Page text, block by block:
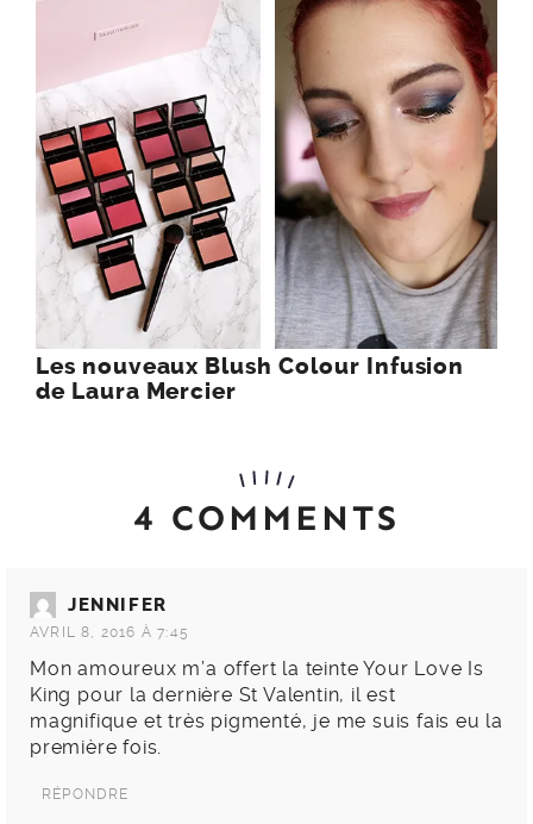
Les nouveaux Blush Colour Infusion
de Laura Mercier
4 COMMENTS
JENNIFER
AVRIL 8, 2016 À 7:45
Mon amoureux m’a offert la teinte Your Love Is
King pour la dernière St Valentin, il est
magnifique et très pigmenté, je me suis fais eu la
première fois.
RÉPONDRE